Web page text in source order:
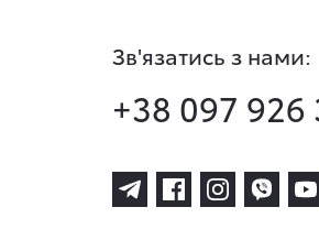
Зв'язатись з нами:
+38 097 926